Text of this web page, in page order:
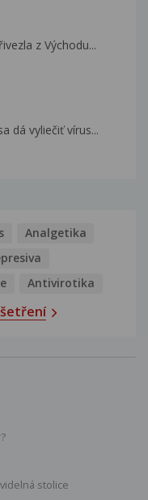
z Východu...
dá vyliečiť vírus...
Analgetika
Antivirotika
stolice